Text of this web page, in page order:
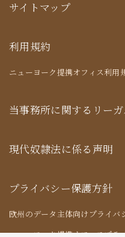
サイトマップ
利用規約
ニューヨーク提携オフィス利用
当事務所に関するリー
現代奴隷法に係る声明
プライバシー保護方針
欧州のデータ主体向けプライバ
ニューヨーク提携オフィスプラ